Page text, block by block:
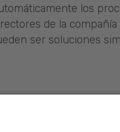
los
de la
ser soluciones